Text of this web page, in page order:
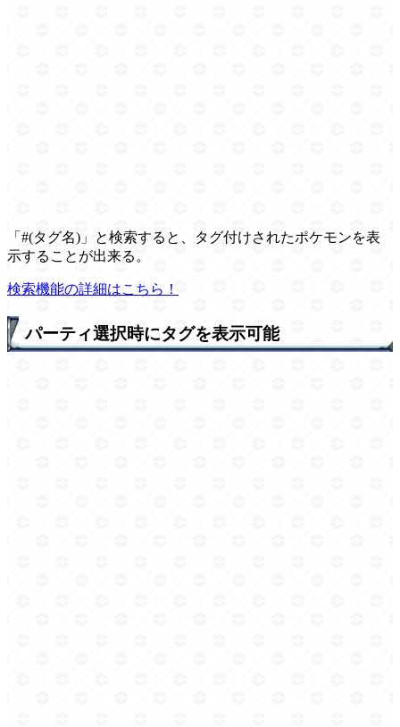
「#(タグ名)」と検索すると、タグ付けされたポケモンを表
示することが出来る。
検索機能の詳細はこちら！
パーティ選択時にタグを表示可能